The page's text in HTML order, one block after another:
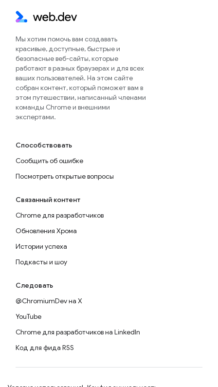
Мы хотим помочь вам создавать
красивые, доступные, быстрые и
безопасные веб-сайты, которые
работают в разных браузерах и для всех
ваших пользователей. На этом сайте
собран контент, который поможет вам в
этом путешествии, написанный членами
команды Chrome и внешними
экспертами.
Способствовать
Сообщить об ошибке
Посмотреть открытые вопросы
Связанный контент
Chrome для разработчиков
Обновления Хрома
Истории успеха
Подкасты и шоу
Следовать
@ChromiumDev на X
YouTube
Chrome для разработчиков на LinkedIn
Код для фида RSS